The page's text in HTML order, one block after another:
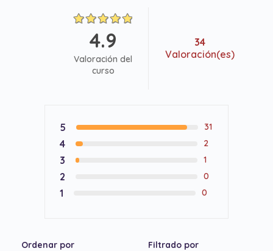
4.9
Valoración del
curso
34
Valoración(es)
5 31
4 2
3 1
2 0
1 0
Ordenar por Filtrado por